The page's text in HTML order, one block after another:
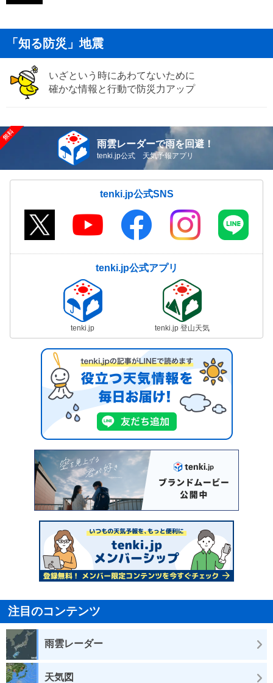
「知る防災」地震
いざという時にあわてないために
確かな情報と行動で防災力アップ
雨雲レーダーで雨を回避！
tenki.jp公式 天気予報アプリ
tenki.jp公式SNS
tenki.jp公式アプリ
tenki.jp tenki.jp 登山天気
注目のコンテンツ
雨雲レーダー
天気図